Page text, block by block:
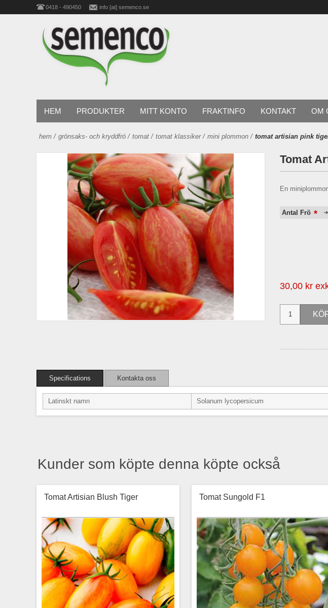
0418 - 490450 info [at] semenco.se
HEM PRODUKTER MITT KONTO FRAKTINFO KONTAKT OM
hem / grönsaks- och kryddfrö / tomat / tomat klassiker / mini plommon / tomat artisian pink
Tomat
En
Antal Frö *
30,00 kr
Specifications Kontakta oss
Latinskt namn Solanum lycopersicum
Kunder som köpte denna köpte också
Tomat Artisian Blush Tiger Tomat Sungold F1